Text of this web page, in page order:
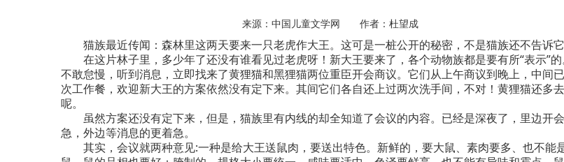
来源：中国儿童文学网 作者：杜望成
猫族最近传闻：森林里这两天要来一只老虎作大王。这可是一桩公开的秘密，不是猫族还不告诉它
在这片林子里，多少年了还没有谁看见过老虎呀！新大王要来了，各个动物族都是要有所“表示”的
不敢怠慢，听到消息，立即找来了黄狸猫和黑狸猫两位重臣开会商议。它们从上午商议到晚上，中间
次工作餐，欢迎新大王的方案依然没有定下来。其间它们各自还上过两次洗手间，不对！黄狸猫还多
呢。
虽然方案还没有定下来，但是，猫族里有内线的却全知道了会议的内容。已经是深夜了，里边开
急，外边等消息的更着急。
其实，会议就两种意见:一种是给大王送鼠肉，要送出特色。新鲜的，要大鼠、素肉要多、也不能